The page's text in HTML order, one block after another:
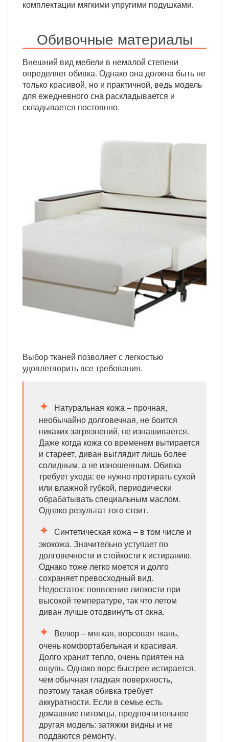
комплектации мягкими упругими подушками.
Обивочные материалы
Внешний вид мебели в немалой степени
определяет обивка. Однако она должна быть не
только красивой, но и практичной, ведь модель
для ежедневного сна раскладывается и
складывается постоянно.
Выбор тканей позволяет с легкостью
удовлетворить все требования.
Натуральная кожа – прочная,
необычайно долговечная, не боится
никаких загрязнений, не изнашивается.
Даже когда кожа со временем вытирается
и стареет, диван выглядит лишь более
солидным, а не изношенным. Обивка
требует ухода: ее нужно протирать сухой
или влажной губкой, периодически
обрабатывать специальным маслом.
Однако результат того стоит.
Синтетическая кожа – в том числе и
экокожа. Значительно уступает по
долговечности и стойкости к истиранию.
Однако тоже легко моется и долго
сохраняет превосходный вид.
Недостаток: появление липкости при
высокой температуре, так что летом
диван лучше отодвинуть от окна.
Велюр – мягкая, ворсовая ткань,
очень комфортабельная и красивая.
Долго хранит тепло, очень приятен на
ощупь. Однако ворс быстрее истирается,
чем обычная гладкая поверхность,
поэтому такая обивка требует
аккуратности. Если в семье есть
домашние питомцы, предпочтительнее
другая модель: затяжки видны и не
поддаются ремонту.